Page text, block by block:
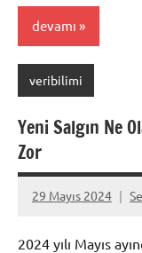
devamı
veribilimi
Yeni Salgın Ne
Zor
29 Mayıs 2024
Yorum
2024 yılı Mayıs